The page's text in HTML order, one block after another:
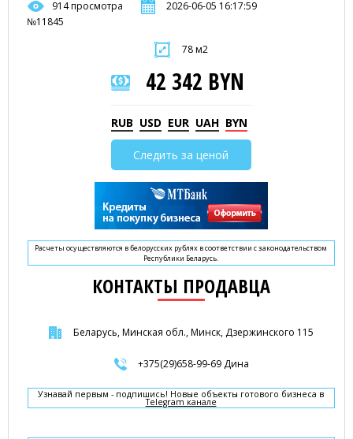
914 просмотра
2026-06-05 16:17:59
№11845
78 м2
42 342 BYN
RUB USD EUR UAH BYN
Следить за ценой
Расчеты осуществляются в белорусских рублях в соответствии с законодательством
Республики Беларусь.
КОНТАКТЫ ПРОДАВЦА
Беларусь, Минская обл., Минск, Дзержинского 115
+375(29)658-99-69 Дина
Узнавай первым - подпишись! Новые объекты готового бизнеса в
Telegram канале